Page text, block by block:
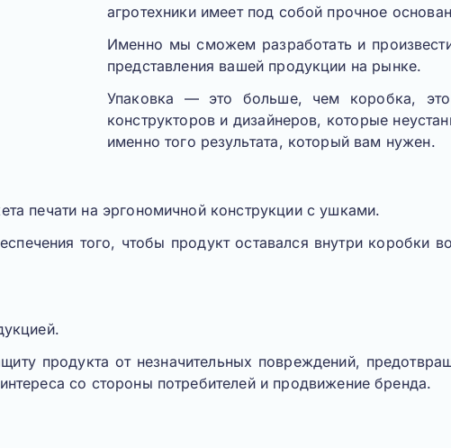
агротехники имеет под собой прочное
Именно мы сможем разработать и
представления вашей продукции на рынке.
Упаковка — это больше, чем коробка,
конструкторов и дизайнеров, которые
именно того результата, который вам нужен.
печати на эргономичной конструкции с ушками.
того, чтобы продукт оставался внутри коробки
.
продукта от незначительных повреждений,
со стороны потребителей и продвижение бренда.